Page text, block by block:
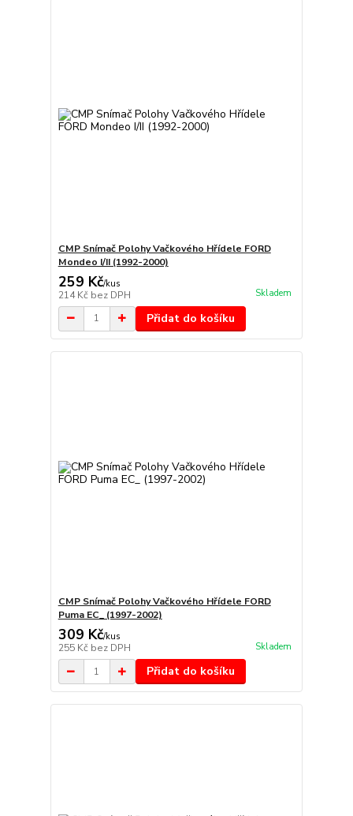
CMP Snímač Polohy Vačkového Hřídele FORD
Mondeo I/II (1992-2000)
259 Kč/kus
214 Kč bez DPH Skladem
Přidat do košíku
CMP Snímač Polohy Vačkového Hřídele FORD
Puma EC_ (1997-2002)
309 Kč/kus
255 Kč bez DPH Skladem
Přidat do košíku